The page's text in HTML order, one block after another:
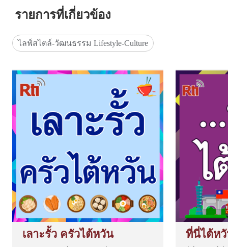
สำคัญที่สุดคือการขาดข้อมูล ทั้งข้อมูลผลกระทบ
ของภัยพิบัติต่อพืชแต่ละชนิด และข้อมูลผลผลิตหรือ
ออกแบบกรมธรรม์และการชดเชยตามความเสีย
รายการที่เกี่ยวข้อง
ไลฟ์สไตล์-วัฒนธรรม Lifestyle-Culture
เลาะรั้ว ครัวไต้หวัน ที่นี่ไต้ห